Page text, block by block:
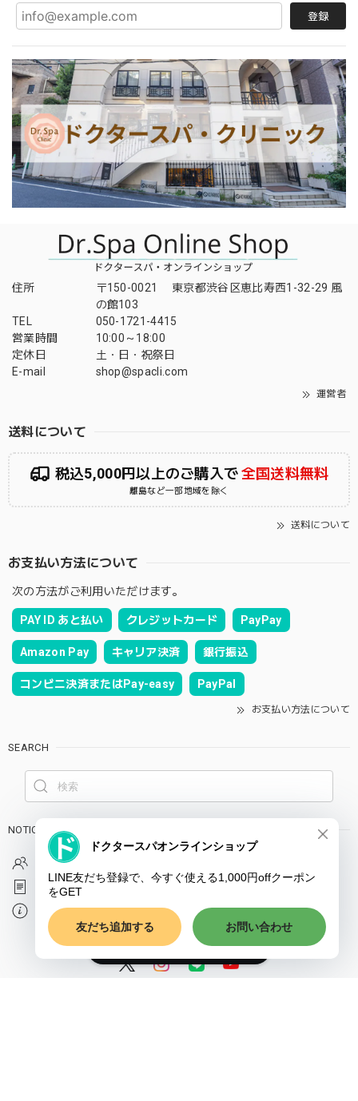
登録
住所
〒150-0021 東京都渋谷区恵比寿西1-32-29 風
の館103
TEL
050-1721-4415
営業時間
10:00～18:00
定休日
土・日・祝祭日
E-mail
shop@spacli.com
運営者
送料について
税込5,000円以上のご購入で全国送料無料
離島など一部地域を除く
送料について
お支払い方法について
次の方法がご利用いただけます。
PAY ID あと払い クレジットカード PayPay
Amazon Pay キャリア決済 銀行振込
コンビニ決済またはPay-easy PayPal
お支払い方法について
SEARCH
NOTICE
プライバシーポリシー
特定商取引法に基づく表記
会員規約
ショップに質問する